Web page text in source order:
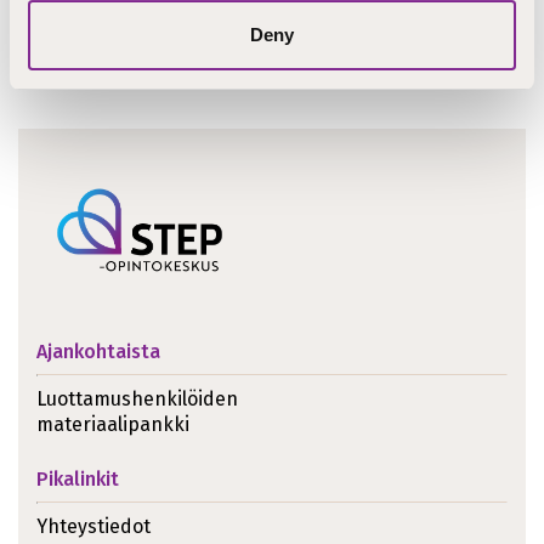
Deny
teidän tarpeitanne vastaava koulutuskokonaisuus!
Ajankohtaista
Luottamushenkilöiden
materiaalipankki
Pikalinkit
Yhteystiedot